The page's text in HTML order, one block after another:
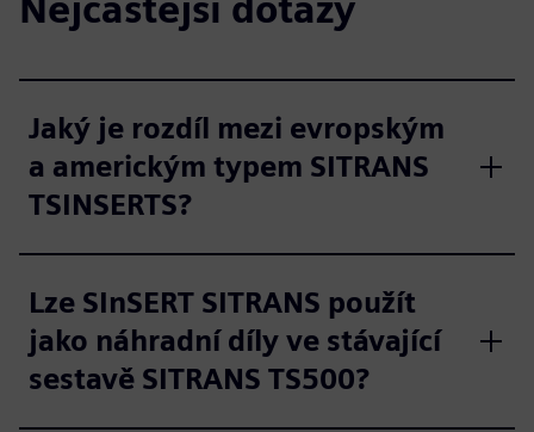
Jaký je rozdíl mezi evropským
a americkým typem SITRANS
TSINSERTS?
Lze SInSERT SITRANS použít
jako náhradní díly ve stávající
sestavě SITRANS TS500?